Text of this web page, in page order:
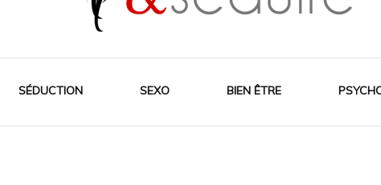
SÉDUCTION SEXO BIEN ÊTRE